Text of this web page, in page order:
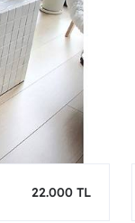
22.000 TL